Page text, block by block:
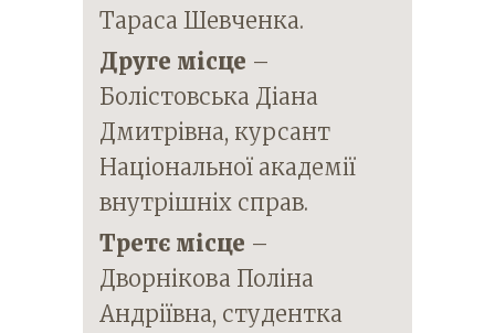
Тараса Шевченка.
Друге місце –
Болістовська Діана
Дмитрівна, курсант
Національної академії
внутрішніх справ.
Третє місце –
Дворнікова Поліна
Андріївна, студентка